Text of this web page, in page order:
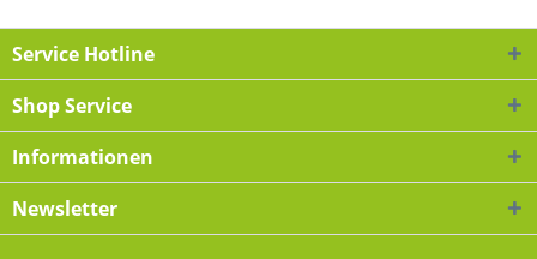
Service Hotline
Shop Service
Informationen
Newsletter